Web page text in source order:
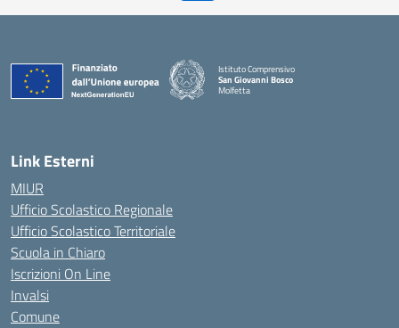
Istituto Comprensivo
San Giovanni Bosco
Molfetta
Link Esterni
MIUR
Ufficio Scolastico Regionale
Ufficio Scolastico Territoriale
Scuola in Chiaro
Iscrizioni On Line
Invalsi
Comune